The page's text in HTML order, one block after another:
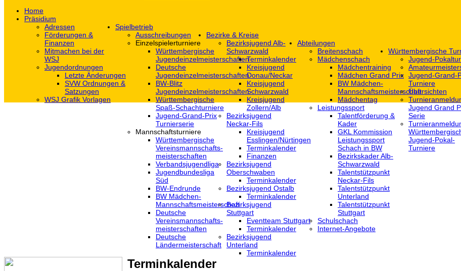
Home
Präsidium
Adressen
Förderungen &
Finanzen
Mitmachen bei der
WSJ
Jugendordnungen
Letzte Änderungen
SVW Ordnungen &
Satzungen
WSJ Grafik Vorlagen
Spielbetrieb
Ausschreibungen
Einzelspielerturniere
Württembergische
Jugendeinzelmeisterschaften
Deutsche
Jugendeinzelmeisterschaften
BW-Blitz
Jugendeinzelmeisterschaften
Württembergische
Spaß-Schachturniere
Jugend-Grand-Prix
Turnierserie
Mannschaftsturniere
Württembergische
Vereinsmannschafts-
meisterschaften
Verbandsjugendliga
Jugendbundesliga
Süd
BW-Endrunde
BW Mädchen-
Mannschaftsmeisterschaft
Deutsche
Vereinsmannschafts-
meisterschaften
Deutsche
Ländermeisterschaft
Bezirke & Kreise
Bezirksjugend Alb-
Schwarzwald
Terminkalender
Kreisjugend
Donau/Neckar
Kreisjugend
Schwarzwald
Kreisjugend
Zollern/Alb
Bezirksjugend
Neckar-Fils
Kreisjugend
‎Esslingen/Nürtingen
Terminkalender
Finanzen
Bezirksjugend
Oberschwaben
Terminkalender
Bezirksjugend Ostalb
Terminkalender
Bezirksjugend
Stuttgart
‎Eventteam Stuttgart
Terminkalender
Bezirksjugend
Unterland
Terminkalender
Abteilungen
Breitenschach
Mädchenschach
Mädchentraining
Mädchen Grand Prix
BW Mädchen-
Mannschaftsmeisterschaft
Mädchentag
Leistungssport
Talentförderung &
Kader
GKL Kommission
Leistungssport
Schach in BW
Bezirkskader Alb-
Schwarzwald
Talentstützpunkt
Neckar-Fils
Talentstützpunkt
Unterland
Talentstützpunkt
Stuttgart
Schulschach
Internet-Angebote
Württembergische
Jugend-
Jugend-Grand-
Turniere
Übersichten
Jugend Grand
Serie
Jugend-Pokal-
Turniere
Terminkalender